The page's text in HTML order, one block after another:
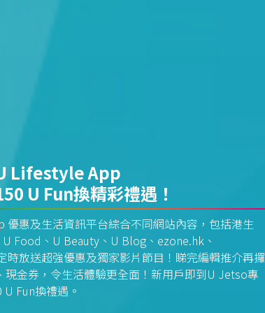
Lifestyle App
U Fun換精彩禮遇！
優惠及生活資訊平台綜合不同網站內容，包括港生
Food、U Beauty、U Blog、ezone.hk、
時放送超強優惠及獨家影片節目！睇完編輯推介再攞
現金券，令生活體驗更全面！新用戶即到U Jetso專
Fun換禮遇。